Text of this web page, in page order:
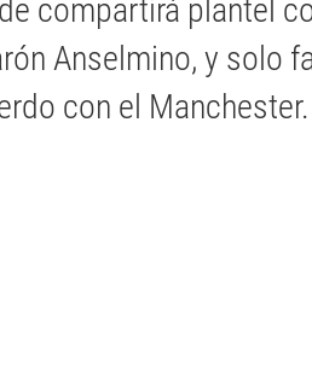
compartirá plantel
Anselmino, y solo
con el Manchester.